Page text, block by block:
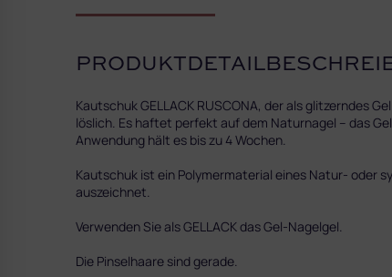
Kautschuk GELLACK RUSCONA, der als glitzerndes
löslich. Es haftet perfekt auf dem Naturnagel – das
Anwendung hält es bis zu 4 Wochen.
Kautschuk ist ein Polymermaterial eines Natur- oder
auszeichnet.
Verwenden Sie als GELLACK das Gel-Nagelgel.
Die Pinselhaare sind gerade.